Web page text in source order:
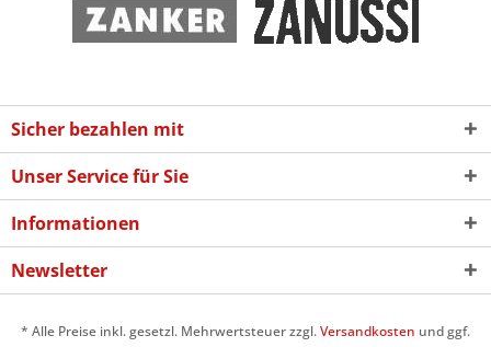
Sicher bezahlen mit
Unser Service für Sie
Informationen
Newsletter
* Alle Preise inkl. gesetzl. Mehrwertsteuer zzgl.Versandkosten und ggf.